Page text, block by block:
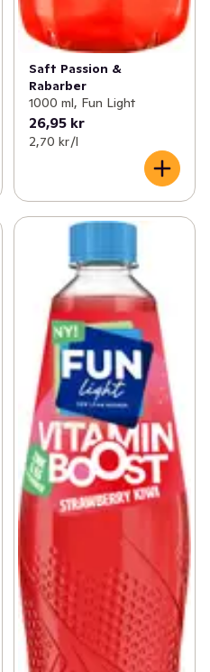
Saft Passion &
Rabarber
1000 ml, Fun Light
26,95 kr
2,70 kr /l